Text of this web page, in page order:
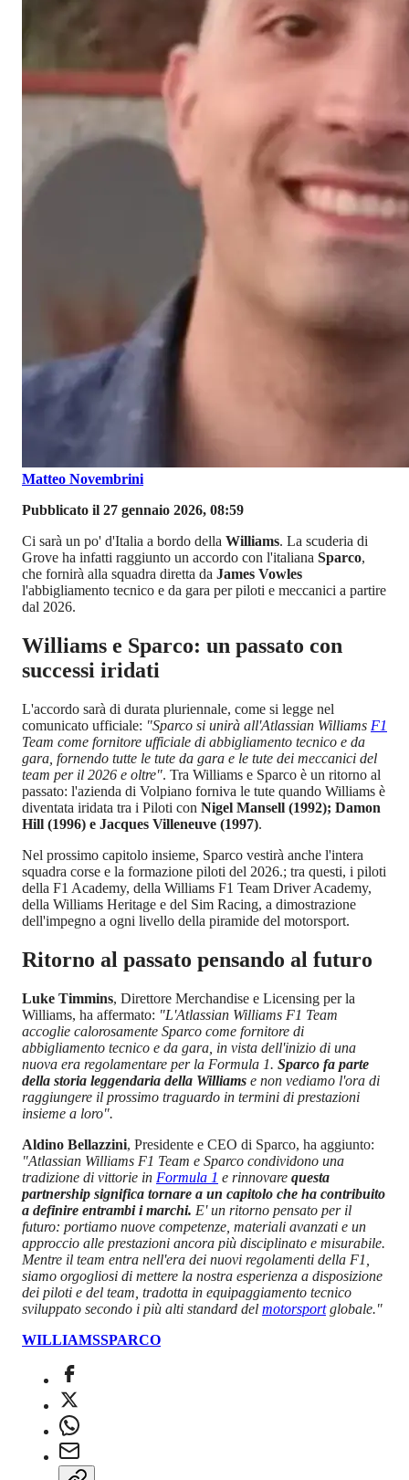
Matteo Novembrini
Pubblicato il 27 gennaio 2026, 08:59
Ci sarà un po' d'Italia a bordo della Williams. La scuderia di
Grove ha infatti raggiunto un accordo con l'italiana Sparco,
che fornirà alla squadra diretta da James Vowles
l'abbigliamento tecnico e da gara per piloti e meccanici a partire
dal 2026.
Williams e Sparco: un passato con
successi iridati
L'accordo sarà di durata pluriennale, come si legge nel
comunicato ufficiale: "Sparco si unirà all'Atlassian Williams F1
Team come fornitore ufficiale di abbigliamento tecnico e da
gara, fornendo tutte le tute da gara e le tute dei meccanici del
team per il 2026 e oltre". Tra Williams e Sparco è un ritorno al
passato: l'azienda di Volpiano forniva le tute quando Williams è
diventata iridata tra i Piloti con Nigel Mansell (1992); Damon
Hill (1996) e Jacques Villeneuve (1997).
Nel prossimo capitolo insieme, Sparco vestirà anche l'intera
squadra corse e la formazione piloti del 2026.; tra questi, i piloti
della F1 Academy, della Williams F1 Team Driver Academy,
della Williams Heritage e del Sim Racing, a dimostrazione
dell'impegno a ogni livello della piramide del motorsport.
Ritorno al passato pensando al futuro
Luke Timmins, Direttore Merchandise e Licensing per la
Williams, ha affermato: "L'Atlassian Williams F1 Team
accoglie calorosamente Sparco come fornitore di
abbigliamento tecnico e da gara, in vista dell'inizio di una
nuova era regolamentare per la Formula 1. Sparco fa parte
della storia leggendaria della Williams e non vediamo l'ora di
raggiungere il prossimo traguardo in termini di prestazioni
insieme a loro".
Aldino Bellazzini, Presidente e CEO di Sparco, ha aggiunto:
"Atlassian Williams F1 Team e Sparco condividono una
tradizione di vittorie in Formula 1 e rinnovare questa
partnership significa tornare a un capitolo che ha contribuito
a definire entrambi i marchi. E' un ritorno pensato per il
futuro: portiamo nuove competenze, materiali avanzati e un
approccio alle prestazioni ancora più disciplinato e misurabile.
Mentre il team entra nell'era dei nuovi regolamenti della F1,
siamo orgogliosi di mettere la nostra esperienza a disposizione
dei piloti e del team, tradotta in equipaggiamento tecnico
sviluppato secondo i più alti standard del motorsportglobale."
WILLIAMSSPARCO